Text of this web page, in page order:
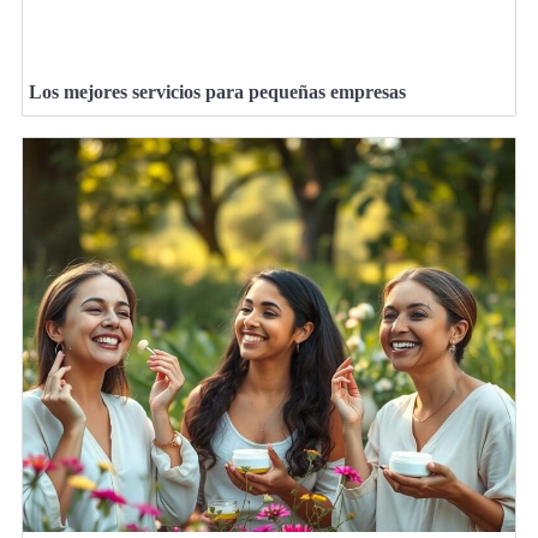
Los mejores servicios para pequeñas empresas